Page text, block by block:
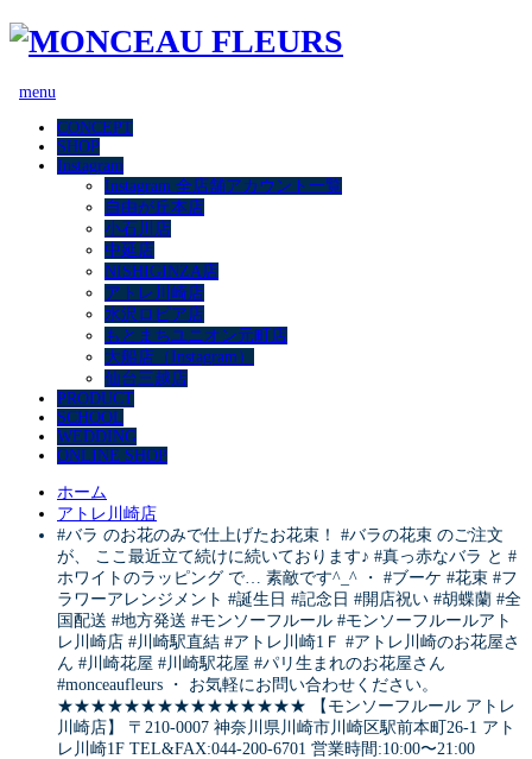
menu
CONCEPT
SHOP
Instagram
Instagram 全店舗アカウント一覧
自由が丘本店
小石川店
中延店
NISHIGINZA店
アトレ川崎店
水沢ロピア店
もとまちユニオン元町店
大船店（Instagram）
仙台三越店
PRODUCT
SCHOOL
WEDDING
ONLINE SHOP
ホーム
アトレ川崎店
#バラ のお花のみで仕上げたお花束！ #バラの花束 のご注文
が、 ここ最近立て続けに続いております♪ #真っ赤なバラ と #
ホワイトのラッピング で… 素敵です^_^ ・ #ブーケ #花束 #フ
ラワーアレンジメント #誕生日 #記念日 #開店祝い #胡蝶蘭 #全
国配送 #地方発送 #モンソーフルール #モンソーフルールアト
レ川崎店 #川崎駅直結 #アトレ川崎1Ｆ #アトレ川崎のお花屋さ
ん #川崎花屋 #川崎駅花屋 #パリ生まれのお花屋さん
#monceaufleurs ・ お気軽にお問い合わせください。
★★★★★★★★★★★★★★★ 【モンソーフルール アトレ
川崎店】 〒210-0007 神奈川県川崎市川崎区駅前本町26-1 アト
レ川崎1F TEL&FAX:044-200-6701 営業時間:10:00〜21:00